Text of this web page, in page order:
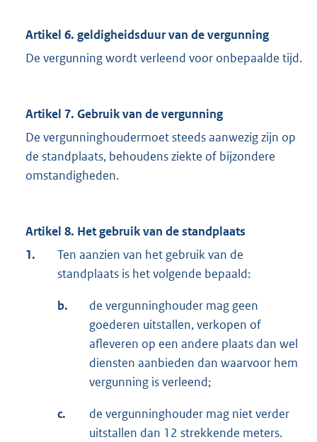
Artikel 6. geldigheidsduur van de vergunning
De vergunning wordt verleend voor onbepaalde tijd.
Artikel 7. Gebruik van de vergunning
De vergunninghoudermoet steeds aanwezig zijn op
de standplaats, behoudens ziekte of bijzondere
omstandigheden.
Artikel 8. Het gebruik van de standplaats
1.
Ten aanzien van het gebruik van de
standplaats is het volgende bepaald:
b.
de vergunninghouder mag geen
goederen uitstallen, verkopen of
afleveren op een andere plaats dan wel
diensten aanbieden dan waarvoor hem
vergunning is verleend;
c.
de vergunninghouder mag niet verder
uitstallen dan 12 strekkende meters.